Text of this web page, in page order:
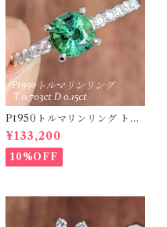
Pt950トルマリンリング トル
マリン 0.703ct ダイヤモンド
0.15ct【PRO208634】
¥133,200
10%OFF